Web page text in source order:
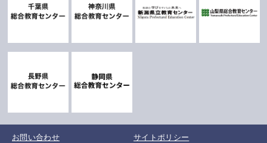
お問い合わせ
サイトポリシー